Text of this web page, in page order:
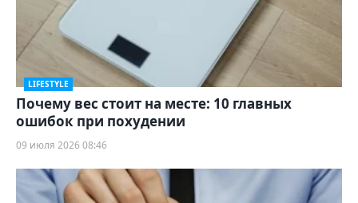
LIFESTYLE
Почему вес стоит на месте: 10 главных
ошибок при похудении
09 июля 2026 08:46